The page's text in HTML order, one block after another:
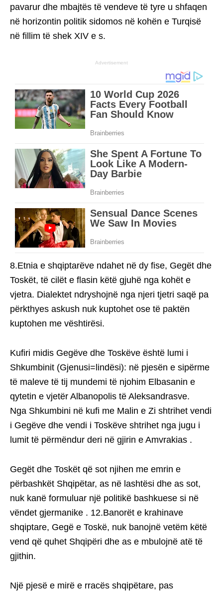
pavarur dhe mbajtës të vendeve të tyre u shfaqen
në horizontin politik sidomos në kohën e Turqisë
në fillim të shek XIV e s.
Advertisement
8.Etnia e shqiptarëve ndahet në dy fise, Gegët dhe
Toskët, të cilët e flasin këtë gjuhë nga kohët e
vjetra. Dialektet ndryshojnë nga njeri tjetri saqë pa
përkthyes askush nuk kuptohet ose të paktën
kuptohen me vështirësi.
Kufiri midis Gegëve dhe Toskëve është lumi i
Shkumbinit (Gjenusi=lindësi): në pjesën e sipërme
të maleve të tij mundemi të njohim Elbasanin e
qytetin e vjetër Albanopolis të Aleksandrasve.
Nga Shkumbini në kufi me Malin e Zi shtrihet vendi
i Gegëve dhe vendi i Toskëve shtrihet nga jugu i
lumit të përmëndur deri në gjirin e Amvrakias .
Gegët dhe Toskët që sot njihen me emrin e
përbashkët Shqipëtar, as në lashtësi dhe as sot,
nuk kanë formuluar një politikë bashkuese si në
vëndet gjermanike . 12.Banorët e krahinave
shqiptare, Gegë e Toskë, nuk banojnë vetëm këtë
vend që quhet Shqipëri dhe as e mbulojnë atë të
gjithin.
Një pjesë e mirë e rracës shqipëtare, pas